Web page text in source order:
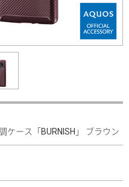
ケース「BURNISH」 ブラウン